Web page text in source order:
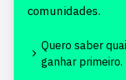
comunidades.
Quero saber
ganhar primeiro.